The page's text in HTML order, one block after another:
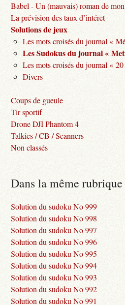
Babel - Un (mauvais) roman de
La prévision des taux d’intéret
Solutions de jeux
Les mots croisés du journal «
Les Sudokus du journal «
Les mots croisés du journal «
Divers
Coups de gueule
Tir sportif
Drone DJI Phantom 4
Talkies / CB / Scanners
Non classés
Dans la même rubrique
Solution du sudoku No 999
Solution du sudoku No 998
Solution du sudoku No 997
Solution du sudoku No 996
Solution du sudoku No 995
Solution du sudoku No 994
Solution du sudoku No 993
Solution du sudoku No 992
Solution du sudoku No 991